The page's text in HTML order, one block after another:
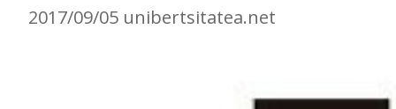
2017/09/05 unibertsitatea.net